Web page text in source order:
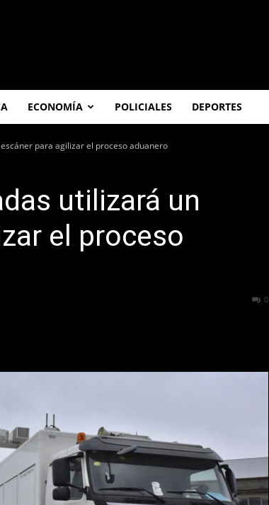
ECONOMÍA POLICIALES DEPORTES
para agilizar el proceso aduanero
utilizará un
el proceso
0